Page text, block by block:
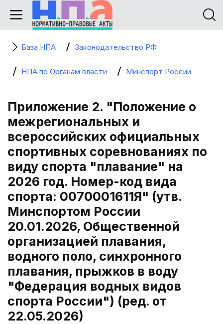
База НПА Законодательство РФ
НПА по Органам власти Минспорт России
Приложение 2. "Положение о
межрегиональных и
всероссийских официальных
спортивных соревнованиях по
виду спорта "плавание" на
2026 год. Номер-код вида
спорта: 0070001611Я" (утв.
Минспортом России
20.01.2026, Общественной
организацией плавания,
водного поло, синхронного
плавания, прыжков в воду
"Федерация водных видов
спорта России") (ред. от
22.05.2026)